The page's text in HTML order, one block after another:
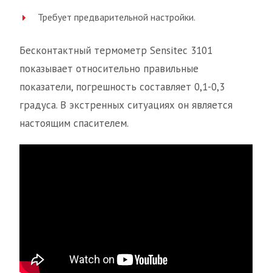
Требует предварительной настройки.
Бесконтактный термометр Sensitec 3101
показывает относительно правильные
показатели, погрешность составляет 0,1-0,3
градуса. В экстренных ситуациях он является
настоящим спасителем.